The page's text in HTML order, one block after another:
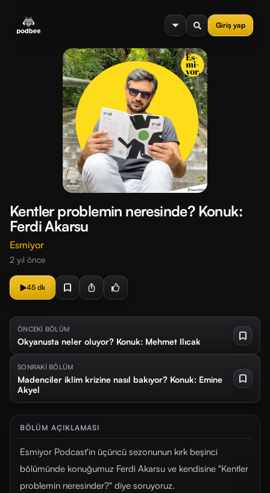
Giriş yap
menu
Kentler problemin neresinde? Konuk:
Ferdi Akarsu
Esmiyor
2 yıl önce
45 dk
ÖNCEKİ BÖLÜM
Okyanusta neler oluyor? Konuk: Mehmet Ilıcak
SONRAKİ BÖLÜM
Madenciler iklim krizine nasıl bakıyor? Konuk: Emine
Akyel
BÖLÜM AÇIKLAMASI
Esmiyor Podcast'in üçüncü sezonunun kırk beşinci
bölümünde konuğumuz Ferdi Akarsu ve kendisine "Kentler
problemin neresinder?" diye soruyoruz.